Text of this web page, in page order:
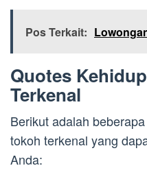
Pos Terkait:
Quotes
Terkenal
Berikut adalah
tokoh terkenal yang
Anda: